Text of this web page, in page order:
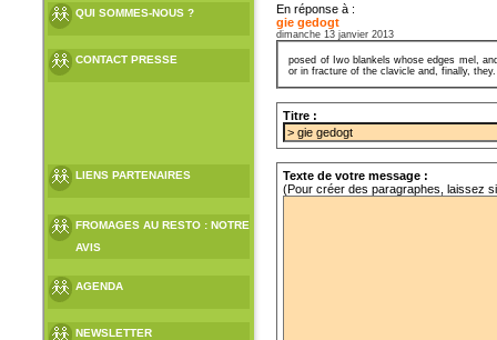
QUI SOMMES-NOUS ?
CONTACT PRESSE
LIENS PARTENAIRES
FROMAGES AU RESTO : NOTRE
AVIS
AGENDA
NEWSLETTER
En réponse à :
gie gedogt
dimanche 13 janvier 2013
posed of Iwo blankels whose edges mel,
or in fracture of the clavicle and, finally, they.
Titre :
Texte de votre message :
(Pour créer des paragraphes, laissez